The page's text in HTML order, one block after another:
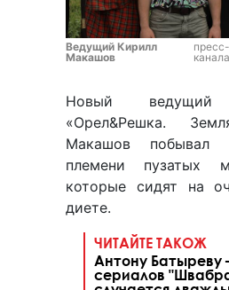
Ведущий Кирилл
Макашов
канала
Новый ведущий
«Орел&Решка.
Макашов
племени пузатых
которые сидят на
диете.
ЧИТАЙТЕ ТАКОЖ
Антону Батыреву
сериалов